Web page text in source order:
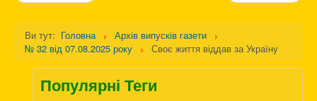
Ви тут: Головна
Архів випусків газети
№ 32 від 07.08.2025 року
Своє життя віддав за Україну
Популярні Теги